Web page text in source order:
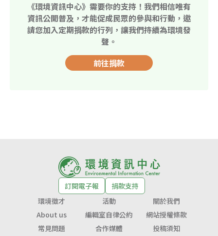
《環境資訊中心》需要你的支持！我們相信唯有
資訊公開普及，才能促成民眾的參與和行動，邀
請您加入定期捐款的行列，讓我們持續為環境發
聲。
前往捐款
訂閱電子報
捐款支持
環境徵才
活動
關於我們
About us
編輯室自律公約
網站授權條款
常見問題
合作媒體 投稿須知